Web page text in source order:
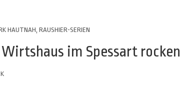
HAUTNAH, RAUSHIER-SERIEN
im Spessart rocken